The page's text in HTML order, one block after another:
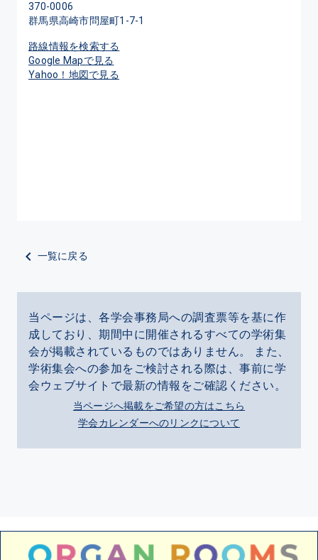
370-0006
群馬県高崎市問屋町1-7-1
路線情報を検索する
Google Mapで見る
Yahoo！地図で見る
一覧に戻る
当ページは、各学会事務局への調査票等を基に作
成しており、期間中に開催されるすべての学術集
会が掲載されているものではありません。 また、
学術集会への参加をご検討される際は、事前に学
会ウェブサイトで最新の情報をご確認ください。
当ページへ掲載をご希望の方はこちら
学会カレンダーへのリンクについて